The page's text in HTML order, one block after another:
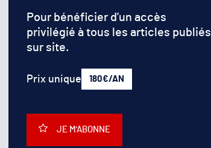
Pour bénéficier d’un accès
privilégié à tous les articles publiés
sur site.
Prix unique 180€/AN
JE M'ABONNE